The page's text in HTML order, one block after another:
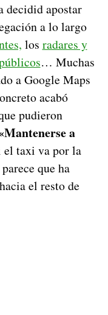
decidid apostar
a lo largo
los radares y
… Muchas
a Google Maps
acabó
pudieron
a
el taxi va por la
que ha
el resto de